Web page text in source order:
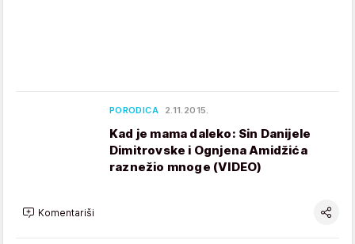
PORODICA 2.11.2015.
Kad je mama daleko: Sin Danijele
Dimitrovske i Ognjena Amidžića
raznežio mnoge (VIDEO)
Komentariši